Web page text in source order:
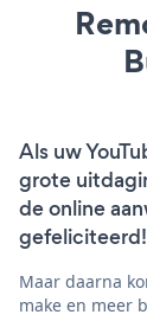
Als uw
grote
de online
gefeliciteerd!
Maar daarna
make en meer